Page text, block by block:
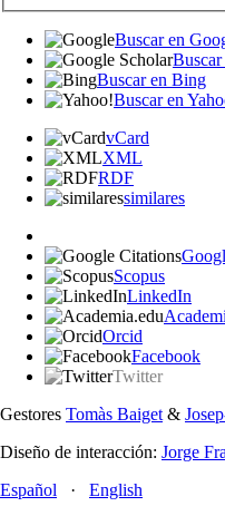
Buscar en
Buscar en Bing
Buscar en
vCard
XML
RDF
similares
Scopus
LinkedIn
Orcid
Facebook
Twitter
Gestores Tomàs Baiget&
Diseño de interacción: Jorge
Español · English